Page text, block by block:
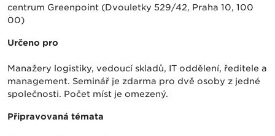
centrum Greenpoint (Dvouletky 529/42, Praha 10, 100
00)
Určeno pro
Manažery logistiky, vedoucí skladů, IT oddělení, ředitele a
management. Seminář je zdarma pro dvě osoby z jedné
společnosti. Počet míst je omezený.
Připravovaná témata